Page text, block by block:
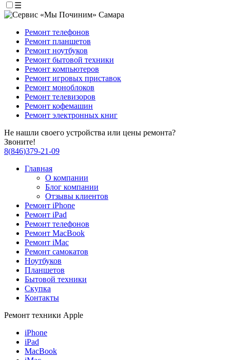
☰
Ремонт телефонов
Ремонт планшетов
Ремонт ноутбуков
Ремонт бытовой техники
Ремонт компьютеров
Ремонт игровых приставок
Ремонт моноблоков
Ремонт телевизоров
Ремонт кофемашин
Ремонт электронных книг
Не нашли своего устройства или цены ремонта?
Звоните!
8(846)379-21-09
Главная
О компании
Блог компании
Отзывы клиентов
Ремонт iPhone
Ремонт iPad
Ремонт телефонов
Ремонт MacBook
Ремонт iMac
Ремонт самокатов
Ноутбуков
Планшетов
Бытовой техники
Скупка
Контакты
Ремонт техники Apple
iPhone
iPad
MacBook